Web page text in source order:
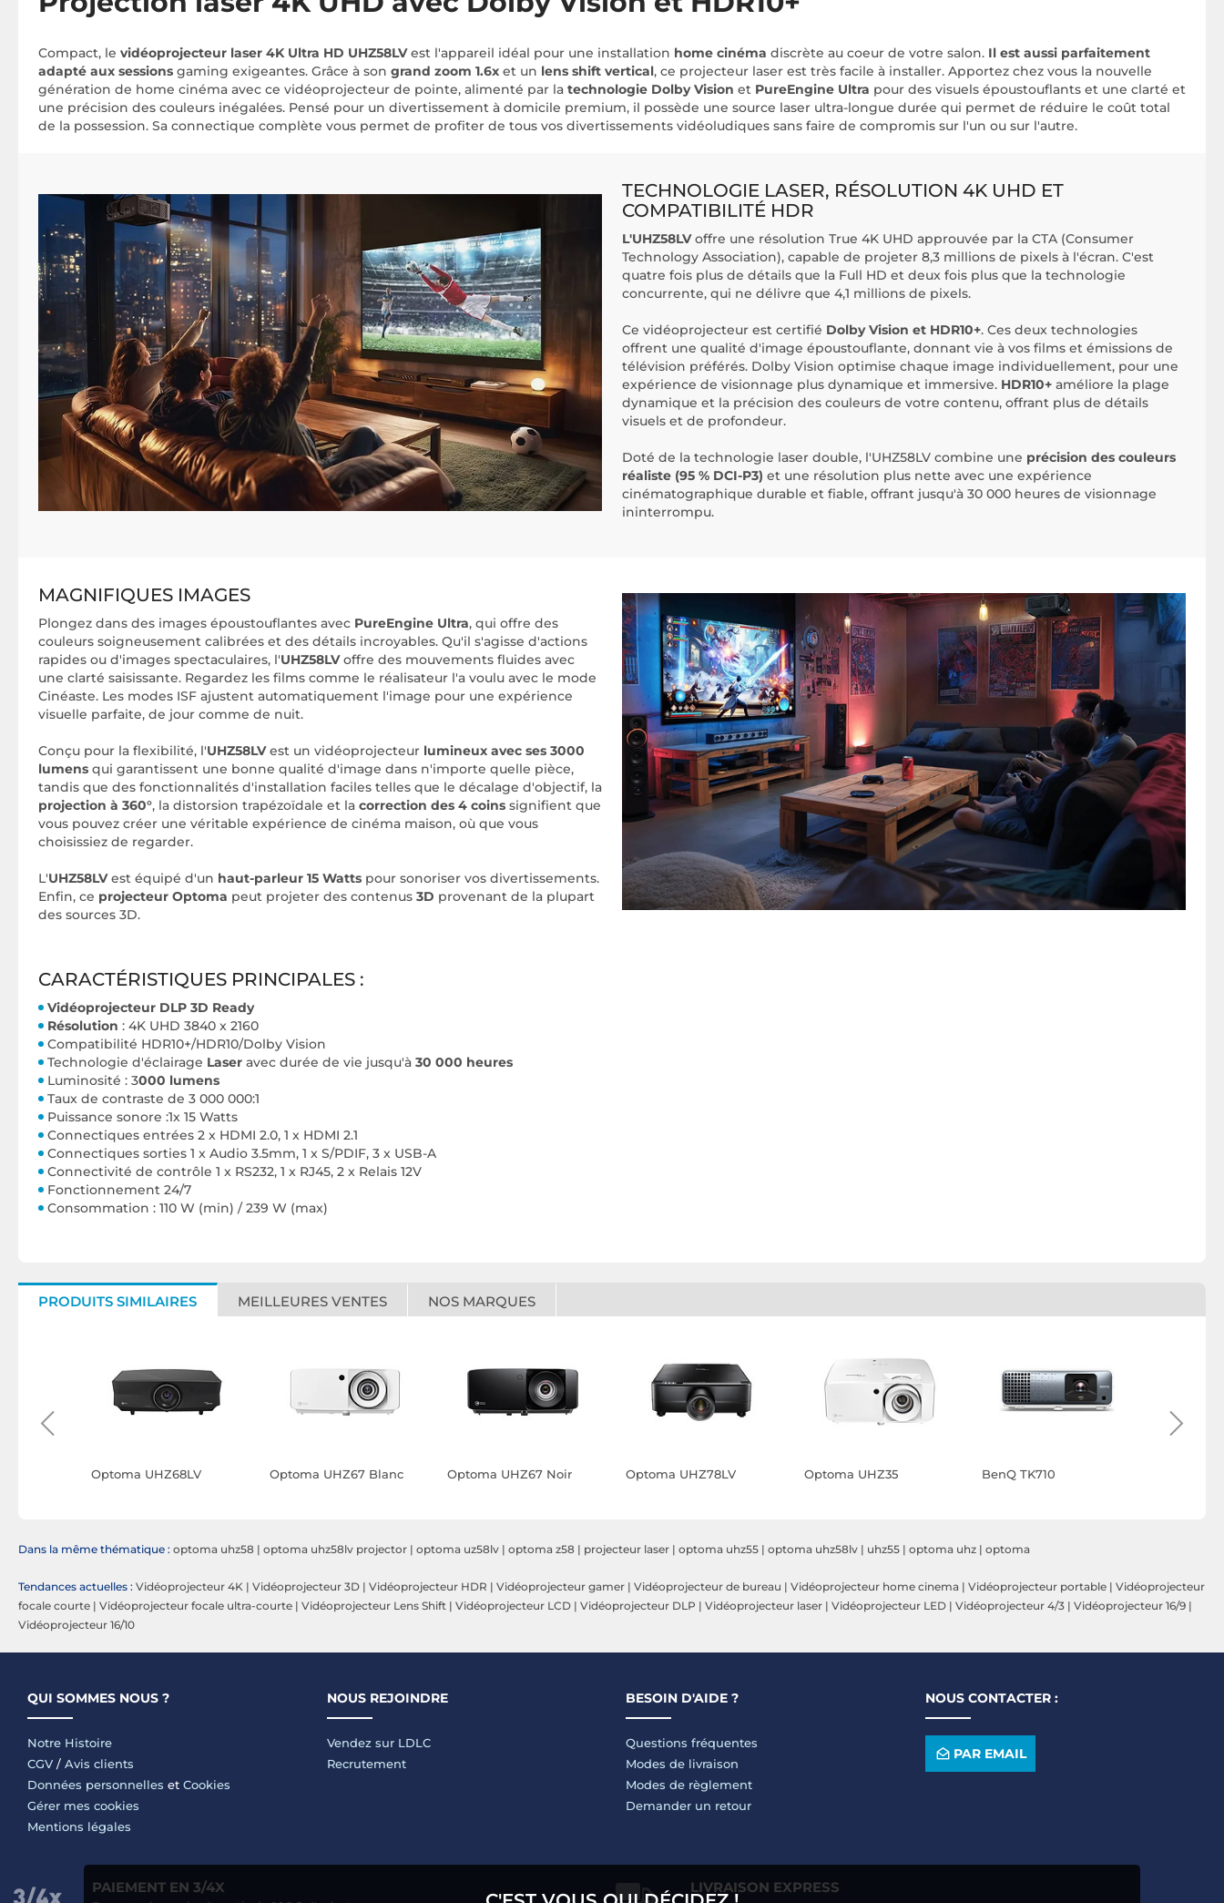
Compact, le vidéoprojecteur laser 4K Ultra HD UHZ58LVest l'appareil idéal pour une installation home cinéma discrète au coeur de votre salon. Il est aussi parfaitement
adapté aux sessions gaming exigeantes. Grâce à son grand zoom 1.6x et un lens shift vertical, ce projecteur laser est très facile à installer. Apportez chez vous la nouvelle
génération de home cinéma avec ce vidéoprojecteur de pointe, alimenté par la technologie Dolby Vision et PureEngine Ultra pour des visuels époustouflants et une clarté et
une précision des couleurs inégalées. Pensé pour un divertissement à domicile premium, il possède une source laser ultra-longue durée qui permet de réduire le coût total
de la possession. Sa connectique complète vous permet de profiter de tous vos divertissements vidéoludiques sans faire de compromis sur l'un ou sur l'autre.
TECHNOLOGIE LASER, RÉSOLUTION 4K UHD ET
COMPATIBILITÉ HDR
L'UHZ58LVoffre une résolution True 4K UHD approuvée par la CTA (Consumer
Technology Association), capable de projeter 8,3 millions de pixels à l'écran. C'est
quatre fois plus de détails que la Full HD et deux fois plus que la technologie
concurrente, qui ne délivre que 4,1 millions de pixels.
Ce vidéoprojecteur est certifié Dolby Vision et HDR10+. Ces deux technologies
offrent une qualité d'image époustouflante, donnant vie à vos films et émissions de
télévision préférés. Dolby Vision optimise chaque image individuellement, pour une
expérience de visionnage plus dynamique et immersive. HDR10+ améliore la plage
dynamique et la précision des couleurs de votre contenu, offrant plus de détails
visuels et de profondeur.
Doté de la technologie laser double, l'UHZ58LV combine une précision des couleurs
réaliste (95 % DCI-P3) et une résolution plus nette avec une expérience
cinématographique durable et fiable, offrant jusqu'à 30 000 heures de visionnage
ininterrompu.
MAGNIFIQUES IMAGES
Plongez dans des images époustouflantes avec PureEngine Ultra, qui offre des
couleurs soigneusement calibrées et des détails incroyables. Qu'il s'agisse d'actions
rapides ou d'images spectaculaires, l'UHZ58LVoffre des mouvements fluides avec
une clarté saisissante. Regardez les films comme le réalisateur l'a voulu avec le mode
Cinéaste. Les modes ISF ajustent automatiquement l'image pour une expérience
visuelle parfaite, de jour comme de nuit.
Conçu pour la flexibilité, l'UHZ58LVest un vidéoprojecteur lumineux avec ses 3000
lumens qui garantissent une bonne qualité d'image dans n'importe quelle pièce,
tandis que des fonctionnalités d'installation faciles telles que le décalage d'objectif, la
projection à 360°, la distorsion trapézoïdale et la correction des 4 coins signifient que
vous pouvez créer une véritable expérience de cinéma maison, où que vous
choisissiez de regarder.
L'UHZ58LVest équipé d'un haut-parleur 15 Watts pour sonoriser vos divertissements.
Enfin, ce projecteur Optoma peut projeter des contenus 3D provenant de la plupart
des sources 3D.
CARACTÉRISTIQUES PRINCIPALES :
Vidéoprojecteur DLP 3D Ready
Résolution : 4K UHD 3840 x 2160
Compatibilité HDR10+/HDR10/Dolby Vision
Technologie d'éclairage Laser avec durée de vie jusqu'à 30 000 heures
Luminosité : 3000 lumens
Taux de contraste de 3 000 000:1
Puissance sonore :1x 15 Watts
Connectiques entrées 2 x HDMI 2.0, 1 x HDMI 2.1
Connectiques sorties 1 x Audio 3.5mm, 1 x S/PDIF, 3 x USB-A
Connectivité de contrôle 1 x RS232, 1 x RJ45, 2 x Relais 12V
Fonctionnement 24/7
Consommation : 110 W (min) / 239 W (max)
PRODUITS SIMILAIRES MEILLEURES VENTES NOS MARQUES
Optoma UHZ68LV Optoma UHZ67 Blanc Optoma UHZ67 Noir Optoma UHZ78LV Optoma UHZ35 BenQ TK710
Dans la même thématique : optoma uhz58 | optoma uhz58lv projector | optoma uz58lv | optoma z58 | projecteur laser | optoma uhz55 | optoma uhz58lv | uhz55 | optoma uhz | optoma
Tendances actuelles : Vidéoprojecteur 4K | Vidéoprojecteur 3D | Vidéoprojecteur HDR | Vidéoprojecteur gamer | Vidéoprojecteur de bureau | Vidéoprojecteur home cinema | Vidéoprojecteur portable | Vidéoprojecteur
focale courte | Vidéoprojecteur focale ultra-courte | Vidéoprojecteur Lens Shift | Vidéoprojecteur LCD | Vidéoprojecteur DLP | Vidéoprojecteur laser | Vidéoprojecteur LED | Vidéoprojecteur 4/3 | Vidéoprojecteur 16/9 |
Vidéoprojecteur 16/10
QUI SOMMES NOUS ?
Notre Histoire
CGV / Avis clients
Données personnelles et Cookies
Gérer mes cookies
Mentions légales
NOUS REJOINDRE
Vendez sur LDLC
Recrutement
BESOIN D'AIDE ?
Questions fréquentes
Modes de livraison
Modes de règlement
Demander un retour
NOUS CONTACTER :
PAR EMAIL
PAIEMENT EN 3/4X LIVRAISON EXPRESS